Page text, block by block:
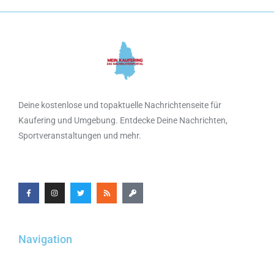
Deine kostenlose und topaktuelle Nachrichtenseite für
Kaufering und Umgebung. Entdecke Deine Nachrichten,
Sportveranstaltungen und mehr.
Navigation